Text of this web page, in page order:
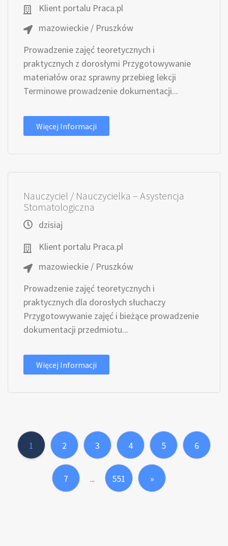
Klient portalu Praca.pl
mazowieckie / Pruszków
Prowadzenie zajęć teoretycznych i
praktycznych z dorosłymi Przygotowywanie
materiałów oraz sprawny przebieg lekcji
Terminowe prowadzenie dokumentacji...
Więcej Informacji
Nauczyciel / Nauczycielka – Asystencja
Stomatologiczna
dzisiaj
Klient portalu Praca.pl
mazowieckie / Pruszków
Prowadzenie zajęć teoretycznych i
praktycznych dla dorosłych słuchaczy
Przygotowywanie zajęć i bieżące prowadzenie
dokumentacji przedmiotu...
Więcej Informacji
1 2 3 4 5 6
7 ... 551 »